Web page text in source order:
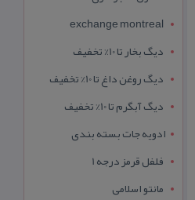
exchange montreal
دیگ بخار تا 10% تخفیف
دیگ روغن داغ تا 10% تخفیف
دیگ آبگرم تا 10% تخفیف
ادویه جات بسته بندی
فلفل قرمز درجه 1
مانتو اسلامی